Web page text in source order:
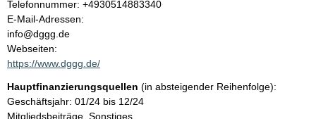
t
K
o
n
t
a
t
i
Telefonnummer: +4930514883340
E-Mail-Adressen:
info@dggg.de
Webseiten:
https://www.dggg.de/
Hauptfinanzierungsquellen (in absteigender Reihenfolge):
Geschäftsjahr: 01/24 bis 12/24
Mitgliedsbeiträge, Sonstiges